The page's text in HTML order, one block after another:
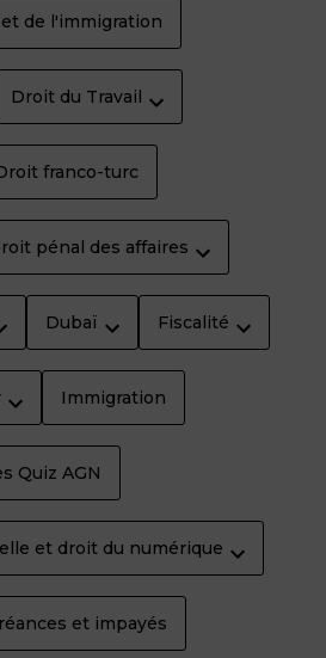
de l'immigration
Droit du Travail
franco-turc
pénal des affaires
Dubaï Fiscalité
Immigration
Quiz AGN
et droit du numérique
et impayés